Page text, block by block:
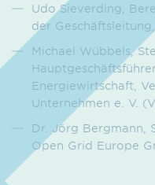
Udo Sieverding,
der
Michael Wübbels,
Energiewirtschaft,
Unternehmen e. V.
Dr. Jörg Bergmann,
Open Grid Europe